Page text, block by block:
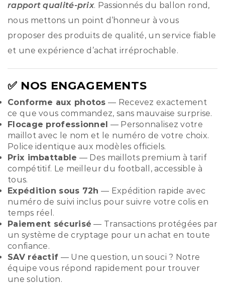
rapport qualité-prix. Passionnés du ballon rond,
nous mettons un point d’honneur à vous
proposer des produits de qualité, un service fiable
et une expérience d’achat irréprochable.
✅ NOS ENGAGEMENTS
Conforme aux photos — Recevez exactement
ce que vous commandez, sans mauvaise surprise.
Flocage professionnel — Personnalisez votre
maillot avec le nom et le numéro de votre choix.
Police identique aux modèles officiels.
Prix imbattable — Des maillots premium à tarif
compétitif. Le meilleur du football, accessible à
tous.
Expédition sous 72h — Expédition rapide avec
numéro de suivi inclus pour suivre votre colis en
temps réel.
Paiement sécurisé — Transactions protégées par
un système de cryptage pour un achat en toute
confiance.
SAV réactif — Une question, un souci ? Notre
équipe vous répond rapidement pour trouver
une solution.